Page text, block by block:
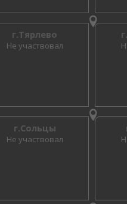
г.Тярлево
Не участвовал
г.Сольцы
Не участвовал